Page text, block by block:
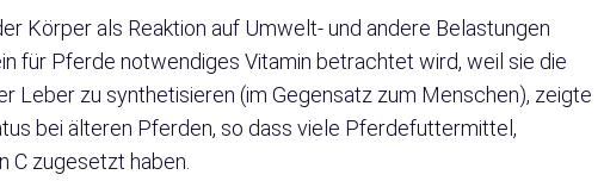
Körper als Reaktion auf Umwelt- und andere Belastungen
für Pferde notwendiges Vitamin betrachtet wird, weil sie die
Leber zu synthetisieren (im Gegensatz zum Menschen), zeigte
bei älteren Pferden, so dass viele Pferdefuttermittel,
C zugesetzt haben.